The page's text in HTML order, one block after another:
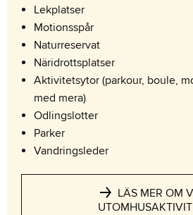
Lekplatser
Motionsspår
Naturreservat
Näridrottsplatser
Aktivitetsytor (parkour, boule,
med mera)
Odlingslotter
Parker
Vandringsleder
LÄS MER OM